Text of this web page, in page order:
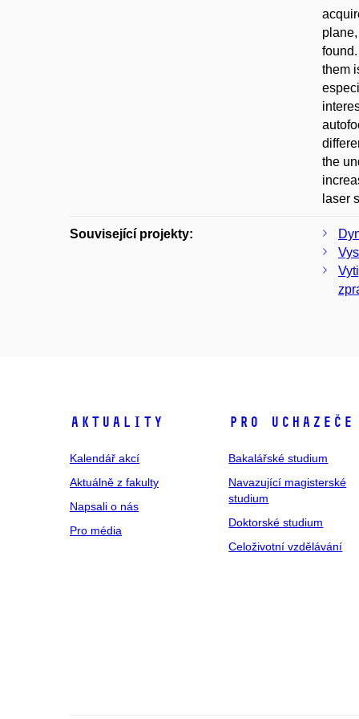
them
the
laser
Související projekty:
Aktuality
Kalendář akcí
Aktuálně z fakulty
Napsali o nás
Pro média
Pro uchazeče
Bakalářské studium
Navazující magisterské
studium
Doktorské studium
Celoživotní vzdělávání